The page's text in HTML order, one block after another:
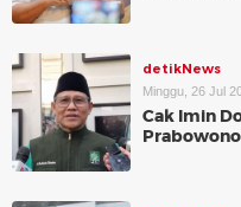
detikNews
Minggu, 26 Jul
Cak Imin